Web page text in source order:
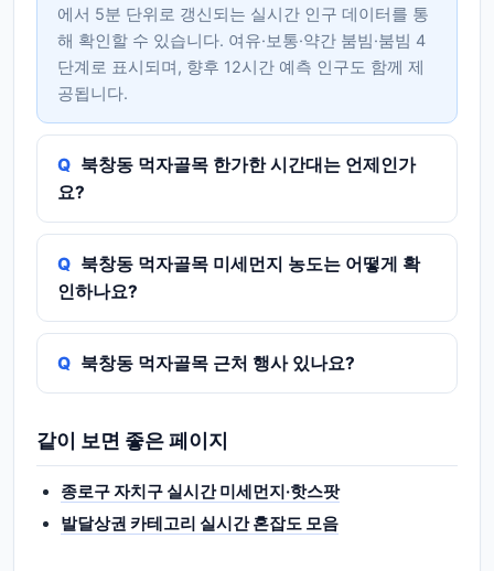
에서 5분 단위로 갱신되는 실시간 인구 데이터를 통
해 확인할 수 있습니다. 여유·보통·약간 붐빔·붐빔 4
단계로 표시되며, 향후 12시간 예측 인구도 함께 제
공됩니다.
북창동 먹자골목 한가한 시간대는 언제인가
요?
북창동 먹자골목 미세먼지 농도는 어떻게 확
인하나요?
북창동 먹자골목 근처 행사 있나요?
같이 보면 좋은 페이지
종로구 자치구 실시간 미세먼지·핫스팟
발달상권 카테고리 실시간 혼잡도 모음